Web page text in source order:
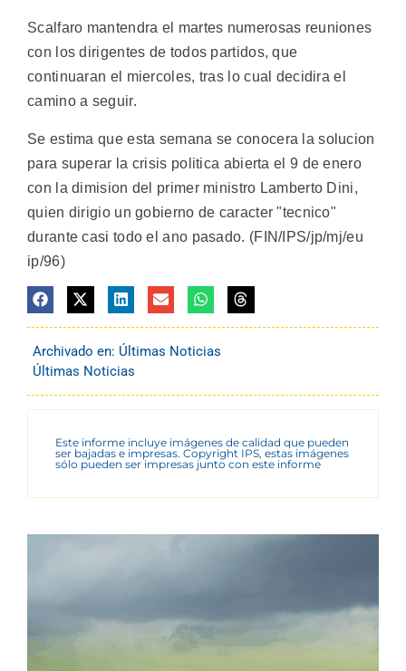
Scalfaro mantendra el martes numerosas reuniones
con los dirigentes de todos partidos, que
continuaran el miercoles, tras lo cual decidira el
camino a seguir.
Se estima que esta semana se conocera la solucion
para superar la crisis politica abierta el 9 de enero
con la dimision del primer ministro Lamberto Dini,
quien dirigio un gobierno de caracter "tecnico"
durante casi todo el ano pasado. (FIN/IPS/jp/mj/eu
ip/96)
Archivado en: Últimas Noticias
Últimas Noticias
Este informe incluye imágenes de calidad que pueden
ser bajadas e impresas. Copyright IPS, estas imágenes
sólo pueden ser impresas junto con este informe